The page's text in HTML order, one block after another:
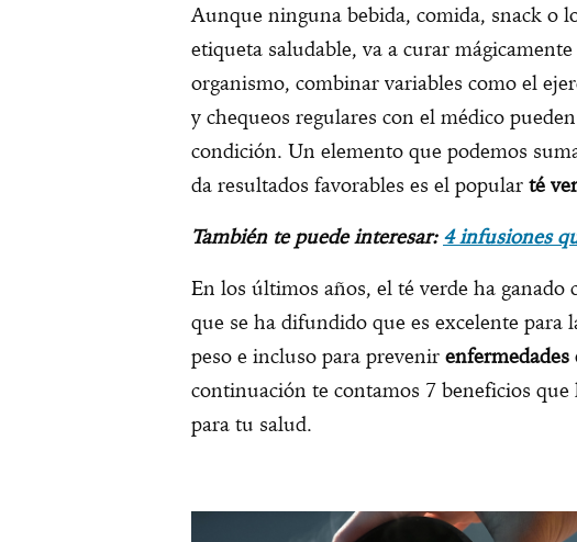
Aunque ninguna bebida, comida, snack o
etiqueta saludable, va a curar
organismo, combinar variables como el
y chequeos regulares con el médico
condición. Un elemento que podemos
da resultados favorables es el popular té
También te puede interesar: 4 infusiones
En los últimos años, el té verde ha ganado
que se ha difundido que es excelente para
peso e incluso para prevenir enfermedades
continuación te contamos 7 beneficios que
para tu salud.